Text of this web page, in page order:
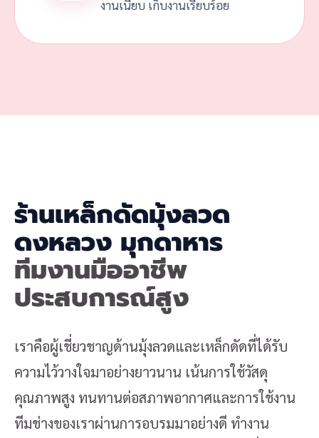
งานเนี๊ยบ เก็บงานเรียบร้อย
ร้านเหล็กดัดมุ้งลวด
ดงหลวง มุกดาหาร
ทีมงานมืออาชีพ
ประสบการณ์สูง
เราคือผู้เชี่ยวชาญด้านมุ้งลวดและเหล็กดัดที่ได้รับ
ความไว้วางใจมาอย่างยาวนาน เน้นการใช้วัสดุ
คุณภาพสูง ทนทานต่อสภาพอากาศและการใช้งาน
ทีมช่างของเราผ่านการอบรมมาอย่างดี ทำงาน